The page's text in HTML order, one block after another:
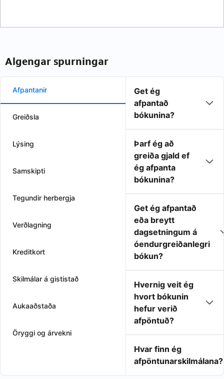
Algengar spurningar
Afpantanir
Greiðsla
Lýsing
Samskipti
Tegundir herbergja
Verðlagning
Kreditkort
Skilmálar á gististað
Aukaaðstaða
Öryggi og árvekni
Get ég
afpantað
bókunina?
Þarf ég að
greiða gjald ef
ég afpanta
bókunina?
Get ég afpantað
eða breytt
dagsetningum á
óendurgreiðanlegri
bókun?
Hvernig veit ég
hvort bókunin
hefur verið
afpöntuð?
Hvar finn ég
afpöntunarskilmálana?